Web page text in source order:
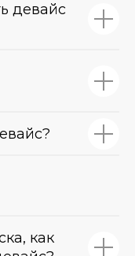
девайс
как